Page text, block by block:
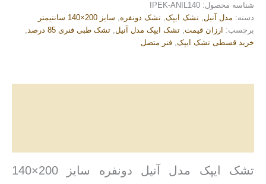
شناسه محصول: IPEK-ANIL140
دسته: مدل آنیل, تشک ایپک, تشک دونفره, سایز 200×140 سانتیمتر
برچسب: ارزان قیمت, تشک ایپک مدل آنیل, تشک طبی فنری 85 درصد
,
خرید قسطی تشک ایپک, فنر متصل
تشک ایپک مدل آنیل دونفره سایز 200×140